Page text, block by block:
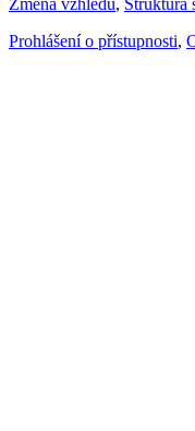
Prohlášení o přístupnosti,